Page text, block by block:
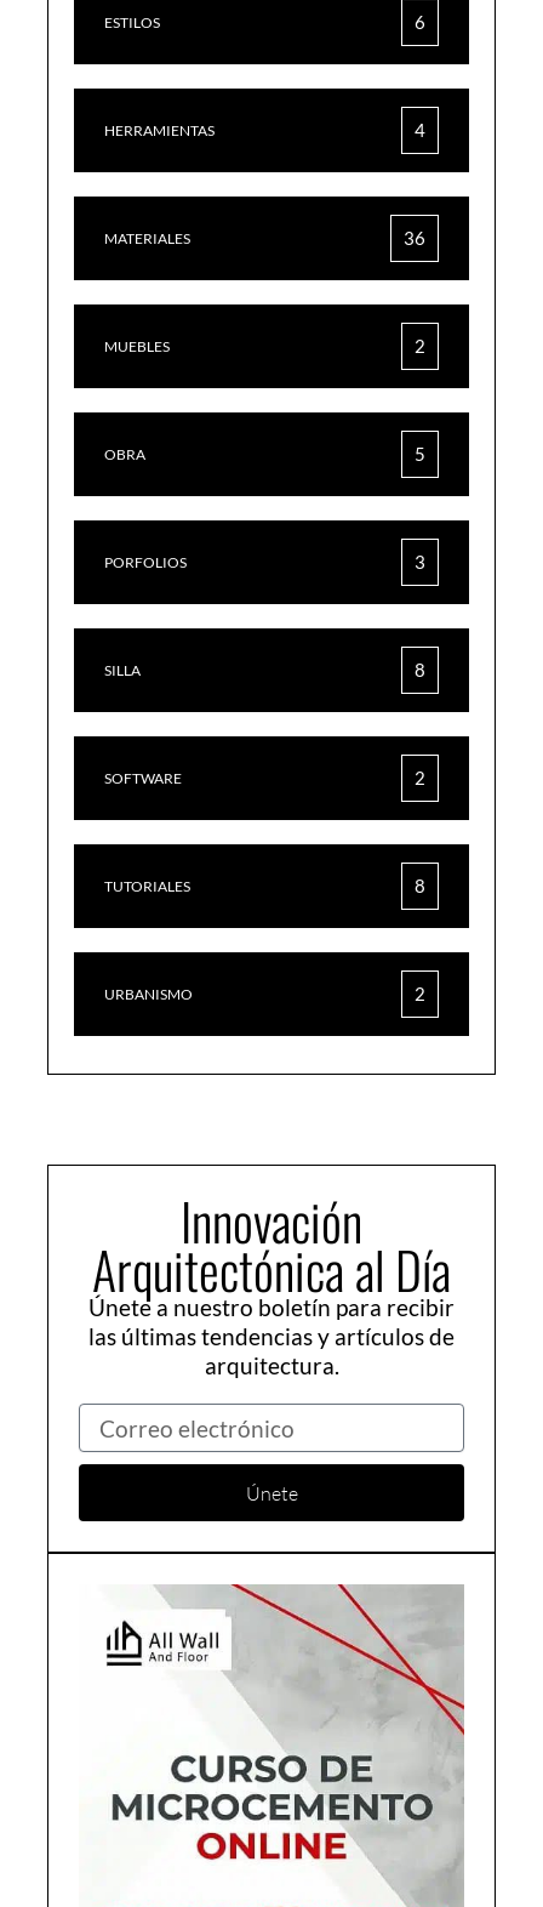
ESTILOS 6
HERRAMIENTAS 4
MATERIALES 36
MUEBLES 2
OBRA 5
PORFOLIOS 3
SILLA 8
SOFTWARE 2
TUTORIALES 8
URBANISMO 2
Innovación
Arquitectónica al Día
Únete a nuestro boletín para recibir
las últimas tendencias y artículos de
arquitectura.
Correo
electrónico
Únete